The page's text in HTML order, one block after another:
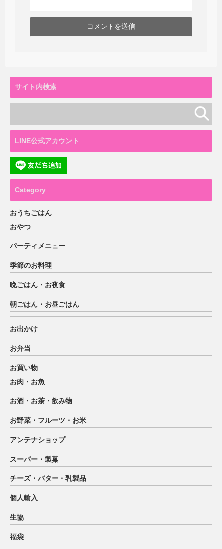
サイト内検索
LINE公式アカウント
Category
おうちごはん
おやつ
パーティメニュー
季節のお料理
晩ごはん・お夜食
朝ごはん・お昼ごはん
お出かけ
お弁当
お買い物
お肉・お魚
お酒・お茶・飲み物
お野菜・フルーツ・お米
アンテナショップ
スーパー・製菓
チーズ・バター・乳製品
個人輸入
生協
福袋